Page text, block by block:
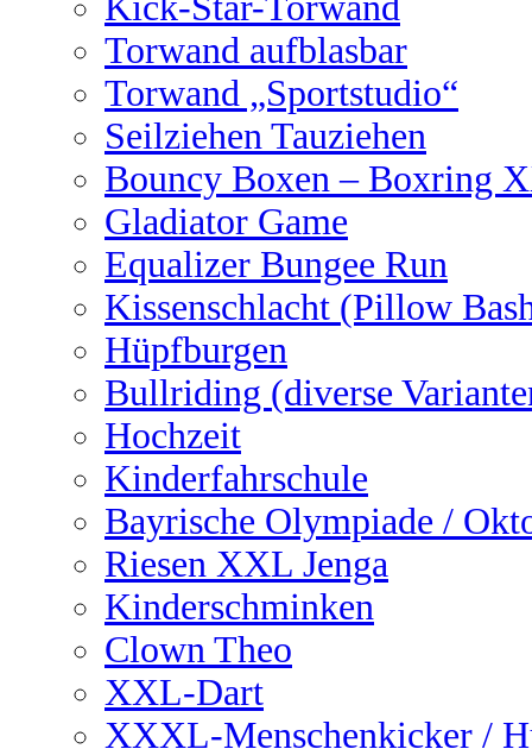
Torwand aufblasbar
Torwand „Sportstudio“
Seilziehen Tauziehen
Bouncy Boxen – Boxring
Gladiator Game
Equalizer Bungee Run
Kissenschlacht (Pillow
Hüpfburgen
Bullriding (diverse
Hochzeit
Kinderfahrschule
Bayrische Olympiade /
Riesen XXL Jenga
Kinderschminken
Clown Theo
XXL-Dart
XXXL-Menschenkicker /